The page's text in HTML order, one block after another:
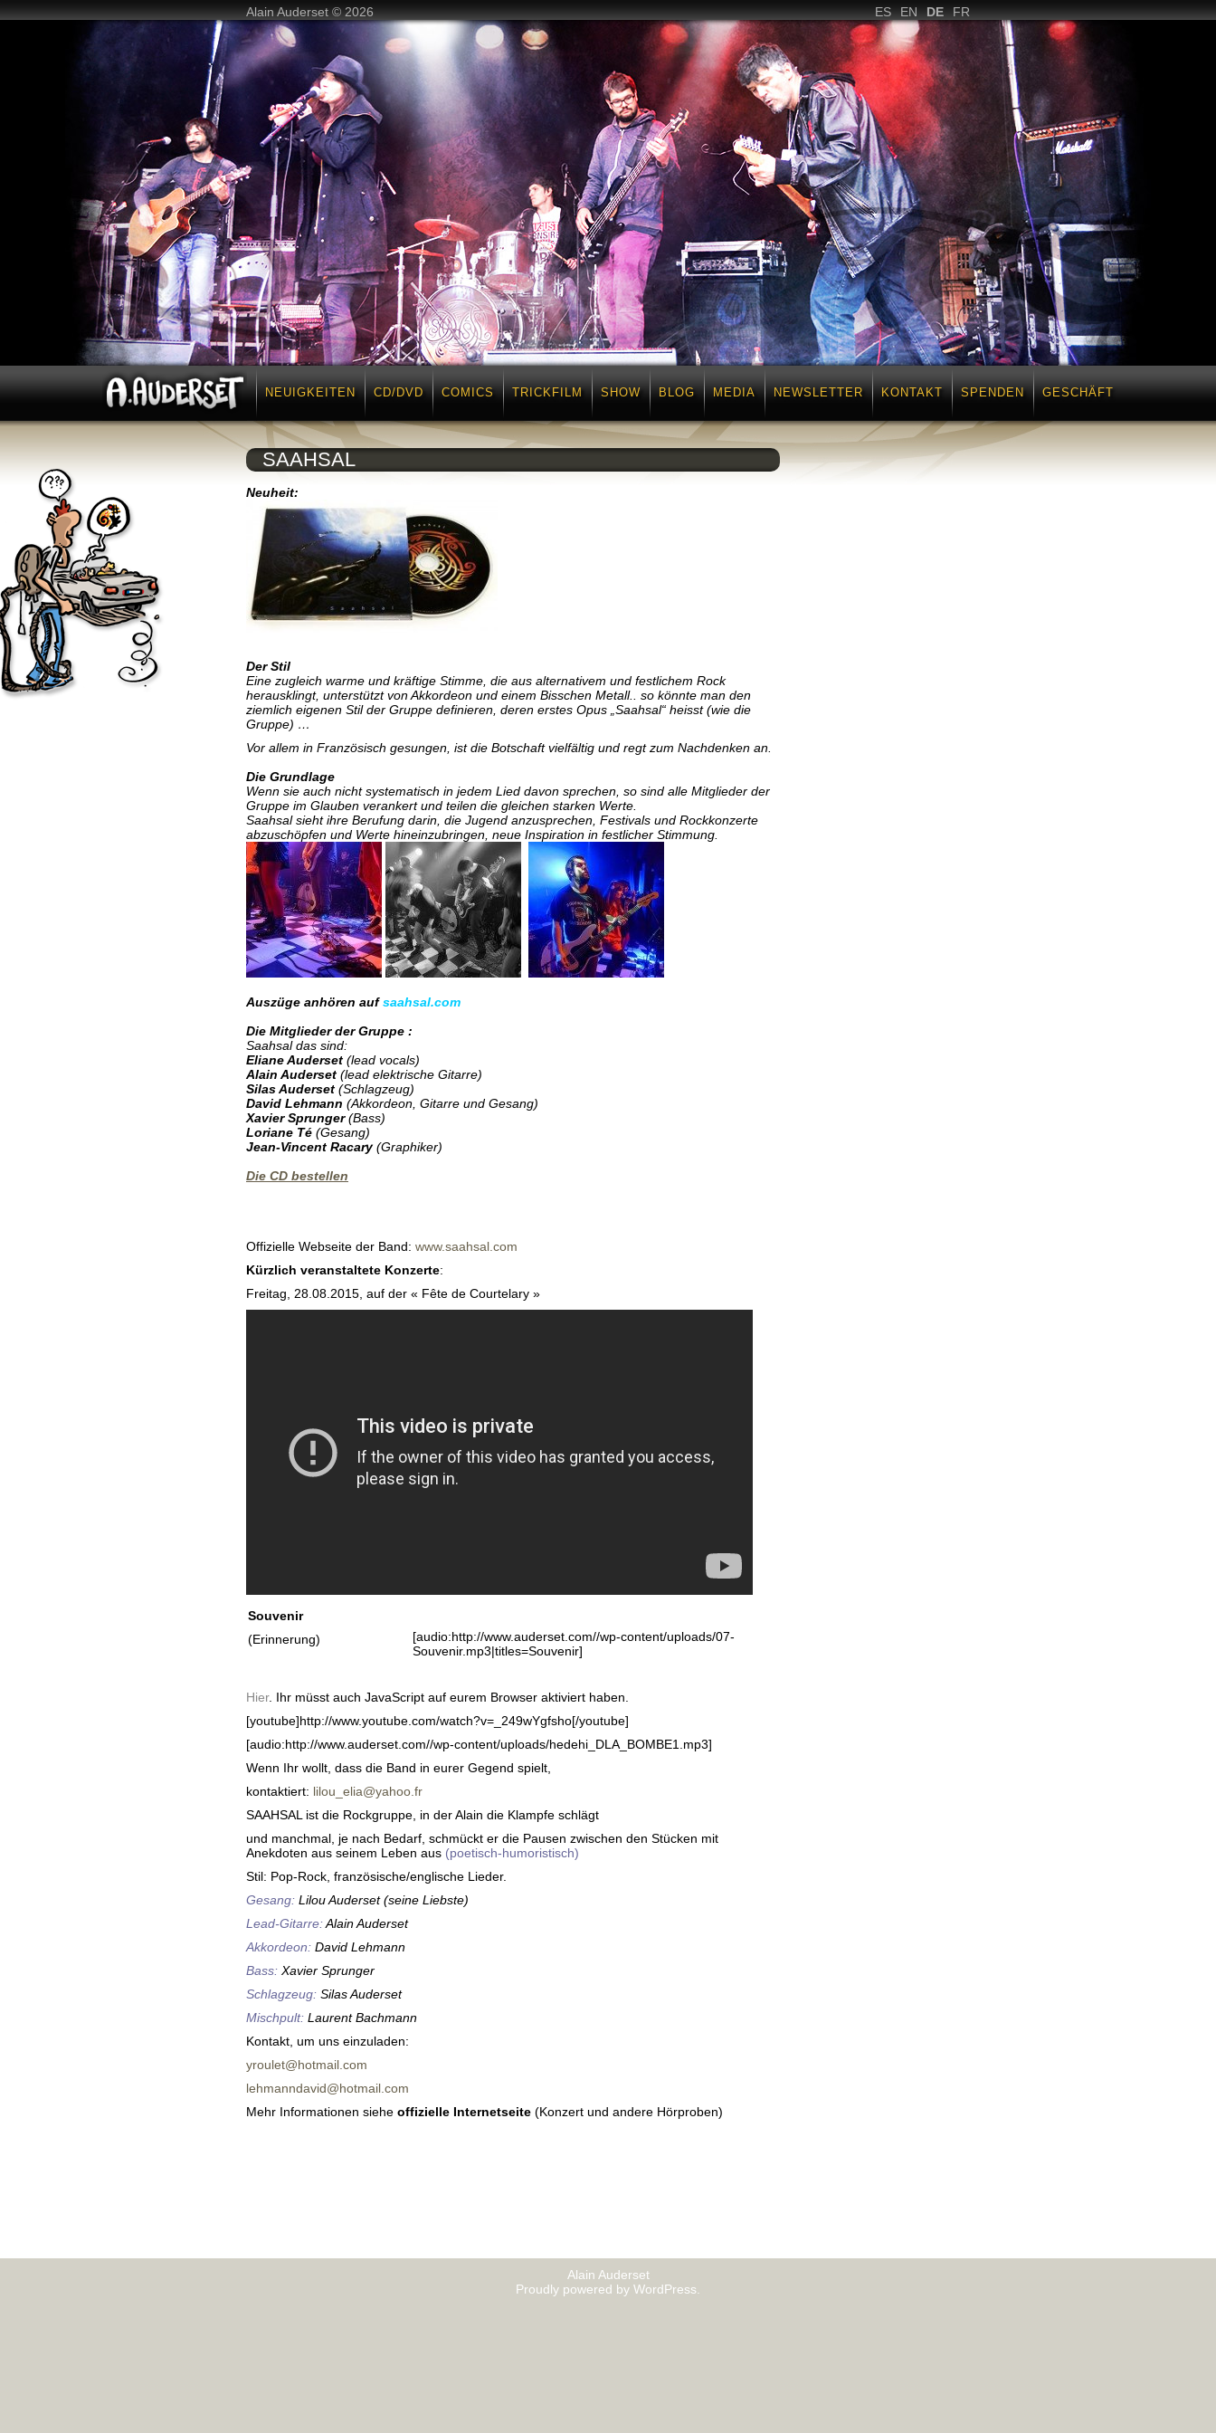
Alain Auderset © 2026 FR
DE
EN
ES
NEUIGKEITEN CD/DVD COMICS TRICKFILM SHOW BLOG MEDIA NEWSLETTER KONTAKT SPENDEN GESCHÄFT
SAAHSAL
Neuheit:
Der Stil
Eine zugleich warme und kräftige Stimme, die aus alternativem und festlichem Rock
herausklingt, unterstützt von Akkordeon und einem Bisschen Metall.. so könnte man den
ziemlich eigenen Stil der Gruppe definieren, deren erstes Opus „Saahsal“ heisst(wie die
Gruppe) …
Vor allem in Französisch gesungen, ist die Botschaft vielfältig und regt zum Nachdenken an.
Die Grundlage
Wenn sie auch nicht systematisch in jedem Lied davon sprechen, so sind alle Mitglieder der
Gruppe im Glauben verankert und teilen die gleichen starken Werte.
Saahsal sieht ihre Berufung darin, die Jugend anzusprechen, Festivals und Rockkonzerte
abzuschöpfen und Werte hineinzubringen, neue Inspiration in festlicher Stimmung.
Auszüge anhören aufsaahsal.com
Die Mitglieder der Gruppe :
Saahsal das sind:
Eliane Auderset (lead vocals)
Alain Auderset (lead elektrische Gitarre)
Silas Auderset (Schlagzeug)
David Lehmann (Akkordeon, Gitarre und Gesang)
Xavier Sprunger(Bass)
Loriane Té (Gesang)
Jean-Vincent Racary(Graphiker)
Die CD bestellen
Offizielle Webseite der Band: www.saahsal.com
Kürzlich veranstaltete Konzerte:
Freitag, 28.08.2015, auf der « Fête de Courtelary »
Souvenir
(Erinnerung)
[audio:http://www.auderset.com//wp-content/uploads/07-
Souvenir.mp3|titles=Souvenir]
Hier. Ihr müsst auch JavaScript auf eurem Browser aktiviert haben.
[youtube]http://www.youtube.com/watch?v=_249wYgfsho[/youtube]
[audio:http://www.auderset.com//wp-content/uploads/hedehi_DLA_BOMBE1.mp3]
Wenn Ihr wollt, dass die Band in eurer Gegend spielt,
kontaktiert: lilou_elia@yahoo.fr
SAAHSAL ist die Rockgruppe, in der Alain die Klampfe schlägt
und manchmal, je nach Bedarf, schmückt er die Pausen zwischen den Stücken mit
Anekdoten aus seinem Leben aus (poetisch-humoristisch)
Stil: Pop-Rock, französische/englische Lieder.
Gesang: Lilou Auderset (seine Liebste)
Lead-Gitarre:Alain Auderset
Akkordeon: David Lehmann
Bass: Xavier Sprunger
Schlagzeug: Silas Auderset
Mischpult: Laurent Bachmann
Kontakt, um uns einzuladen:
yroulet@hotmail.com
lehmanndavid@hotmail.com
Mehr Informationen siehe offizielle Internetseite (Konzert und andere Hörproben)
Alain Auderset
Proudly powered by WordPress.